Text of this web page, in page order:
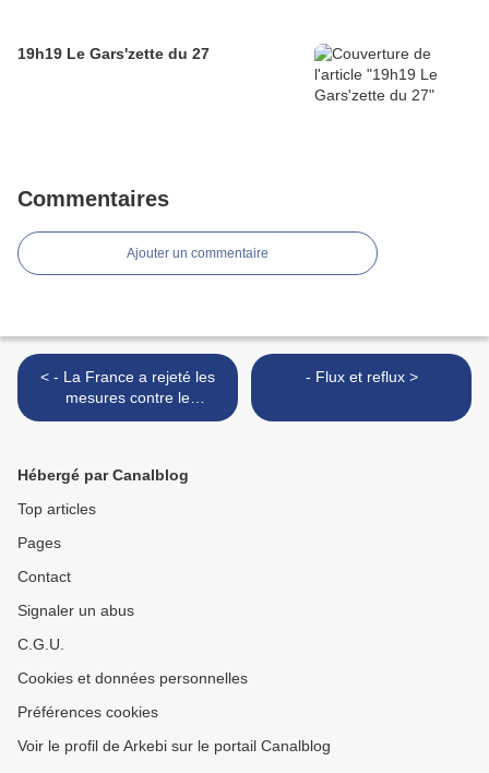
19h19 Le Gars'zette du 27
Commentaires
Ajouter un commentaire
< - La France a rejeté les
mesures contre le
gaspillage
- Flux et reflux >
Hébergé par Canalblog
Top articles
Pages
Contact
Signaler un abus
C.G.U.
Cookies et données personnelles
Préférences cookies
Voir le profil de Arkebi sur le portail Canalblog